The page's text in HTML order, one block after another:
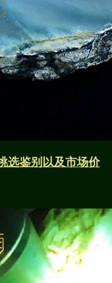
选鉴别以及市场价